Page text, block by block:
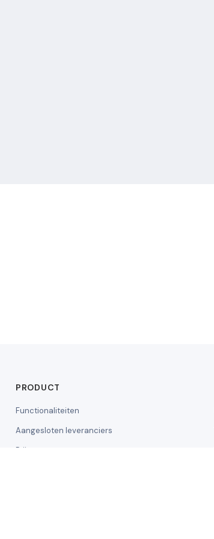
PRODUCT
Functionaliteiten
Aangesloten leveranciers
Prijzen